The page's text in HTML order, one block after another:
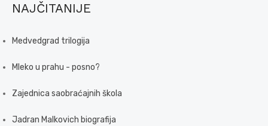
NAJČITANIJE
Medvedgrad trilogija
Mleko u prahu - posno?
Zajednica saobraćajnih škola
Jadran Malkovich biografija